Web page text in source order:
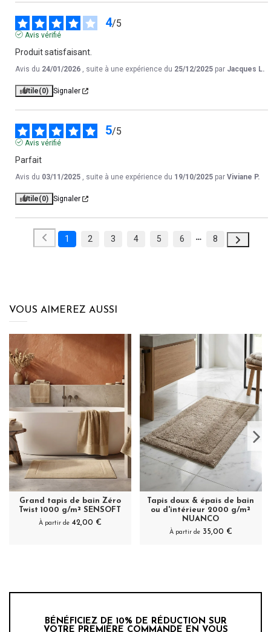
4/5
Avis vérifié
Produit satisfaisant.
Avis du 24/01/2026 , suite à une expérience du 25/12/2025 par Jacques L.
Utile(0) Signaler
5/5
Avis vérifié
Parfait
Avis du 03/11/2025 , suite à une expérience du 19/10/2025 par Viviane P.
Utile(0) Signaler
1 2 3 4 5 6 8
VOUS AIMEREZ AUSSI
Grand tapis de bain Zéro
Twist 1000 g/m² SENSOFT
À partir de42,00 €
Tapis doux & épais de bain
ou d'intérieur 2000 g/m²
NUANCO
À partir de35,00 €
BÉNÉFICIEZ DE 10% DE RÉDUCTION SUR
VOTRE PREMIÈRE COMMANDE EN VOUS